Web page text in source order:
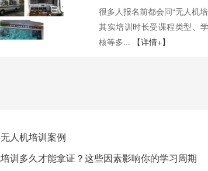
很多人报名前都会问“无人机
其实培训时长受课程类型、
核等多...
【详情+】
人机培训案例
训多久才能拿证？这些因素影响你的学习周期